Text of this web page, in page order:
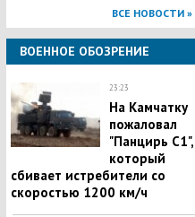
ВСЕ НОВОСТИ »
ВОЕННОЕ ОБОЗРЕНИЕ
23:23
На Камчатку
пожаловал
"Панцирь С1",
который
сбивает истребители со
скоростью 1200 км/ч